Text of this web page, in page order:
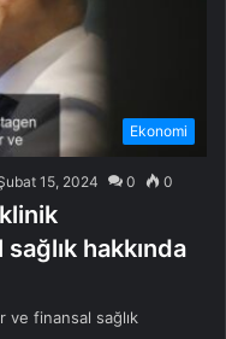
Ekonomi
15, 2024 0 0
hakkında
ve finansal sağlık